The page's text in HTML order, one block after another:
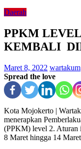
Daerah
PPKM
KEMBALI
Maret 8, 2022 wartakum
Spread the love
Kota Mojokerto |
menerapkan
(PPKM) level 2. Aturan
8 Maret hingga 14